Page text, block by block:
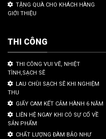
TẶNG QUÀ CHO KHÁCH HÀNG
GIỚI THIỆU
THI CÔNG
THI CÔNG VUI VẼ, NHIỆT
TÌNH,SẠCH SẼ
LAU CHÙI SẠCH SẼ KHI NGHIỆM
THU
GIẤY CAM KẾT CẢM HÀNH 6 NĂM
LIÊN HỆ NGAY KHI CÓ SỰ CỐ VỀ
SẢN PHẨM
CHẤT LƯỢNG ĐÀM BẢO NHƯ